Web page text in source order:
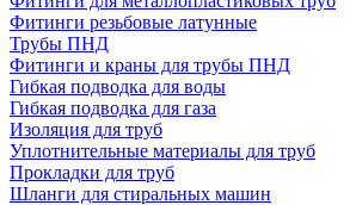
Фитинги резьбовые латунные
Трубы ПНД
Фитинги и краны для трубы ПНД
Гибкая подводка для воды
Гибкая подводка для газа
Изоляция для труб
Уплотнительные материалы для труб
Прокладки для труб
Шланги для стиральных машин